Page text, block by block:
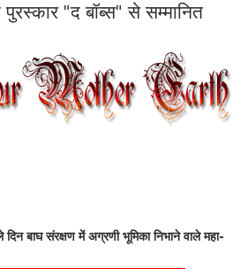
पुरस्कार "द बॉब्स" से सम्मानित
बाघ संरक्षण में अग्रणी भूमिका निभाने वाले महा-